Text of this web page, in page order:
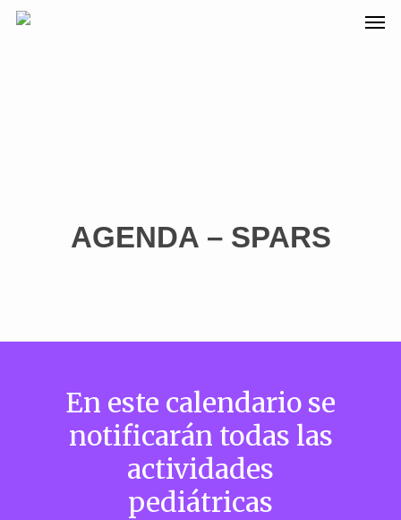
AGENDA – SPARS
En este calendario se
notificarán todas las
actividades
pediátricas